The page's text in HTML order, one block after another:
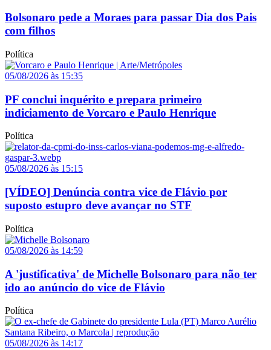
Bolsonaro pede a Moraes para passar Dia dos Pais
com filhos
Política
05/08/2026 às 15:35
PF conclui inquérito e prepara primeiro
indiciamento de Vorcaro e Paulo Henrique
Política
05/08/2026 às 15:15
[VÍDEO] Denúncia contra vice de Flávio por
suposto estupro deve avançar no STF
Política
05/08/2026 às 14:59
A 'justificativa' de Michelle Bolsonaro para não ter
ido ao anúncio do vice de Flávio
Política
05/08/2026 às 14:17